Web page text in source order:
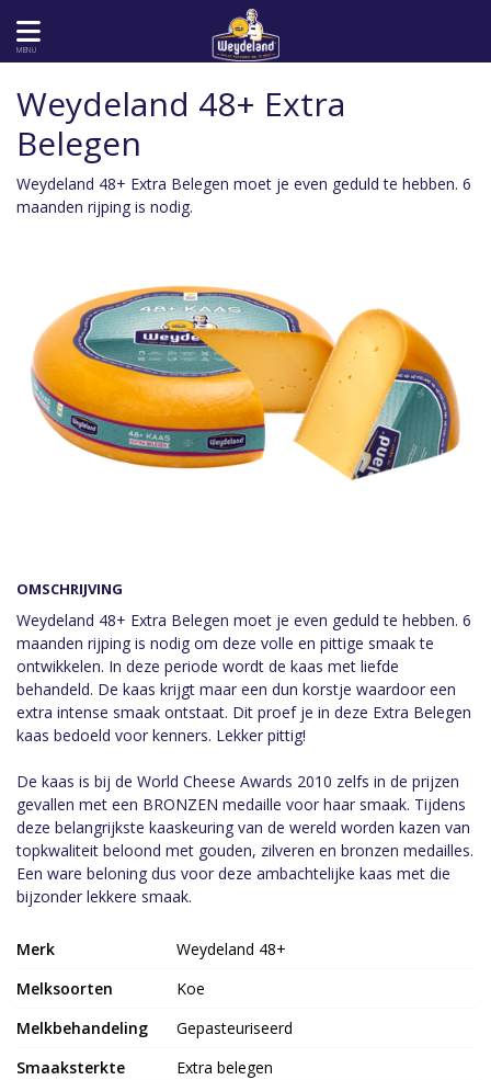
MENU
OMSCHRIJVING
Weydeland 48+ Extra Belegen moet je even geduld te hebben. 6
maanden rijping is nodig om deze volle en pittige smaak te
ontwikkelen. In deze periode wordt de kaas met liefde
behandeld. De kaas krijgt maar een dun korstje waardoor een
extra intense smaak ontstaat. Dit proef je in deze Extra Belegen
kaas bedoeld voor kenners. Lekker pittig!
De kaas is bij de World Cheese Awards 2010 zelfs in de prijzen
gevallen met een BRONZEN medaille voor haar smaak. Tijdens
deze belangrijkste kaaskeuring van de wereld worden kazen van
topkwaliteit beloond met gouden, zilveren en bronzen medailles.
Een ware beloning dus voor deze ambachtelijke kaas met die
bijzonder lekkere smaak.
Weydeland 48+ Extra
Belegen
Weydeland 48+ Extra Belegen moet je even geduld te hebben. 6
maanden rijping is nodig.
Merk
Weydeland 48+
Melksoorten
Koe
Melkbehandeling
Gepasteuriseerd
Smaaksterkte
Extra belegen